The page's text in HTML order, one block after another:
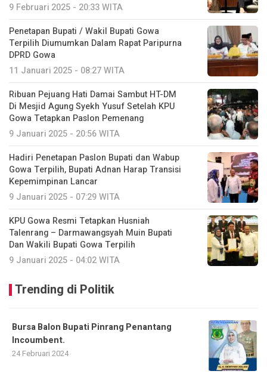
9 Februari 2025 - 20:33 WITA
Penetapan Bupati / Wakil Bupati Gowa
Terpilih Diumumkan Dalam Rapat Paripurna
DPRD Gowa
11 Januari 2025 - 08:27 WITA
Ribuan Pejuang Hati Damai Sambut HT-DM
Di Mesjid Agung Syekh Yusuf Setelah KPU
Gowa Tetapkan Paslon Pemenang
9 Januari 2025 - 20:56 WITA
Hadiri Penetapan Paslon Bupati dan Wabup
Gowa Terpilih, Bupati Adnan Harap Transisi
Kepemimpinan Lancar
9 Januari 2025 - 07:29 WITA
KPU Gowa Resmi Tetapkan Husniah
Talenrang – Darmawangsyah Muin Bupati
Dan Wakili Bupati Gowa Terpilih
9 Januari 2025 - 04:02 WITA
Trending di Politik
Bursa Balon Bupati Pinrang Penantang
Incoumbent.
24 Februari 2024